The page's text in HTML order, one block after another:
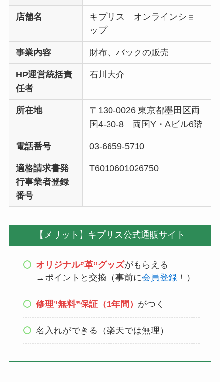
店舗名
キプリス オンラインショ
ップ
事業内容 財布、バックの販売
HP運営統括責
任者
石川大介
所在地
〒130-0026 東京都墨田区両
国4-30-8 両国Y・Aビル6階
電話番号 03-6659-5710
適格請求書発
行事業者登録
番号
T6010601026750
【メリット】キプリス公式通販サイト
オリジナル”革”グッズがもらえる
→ポイントと交換（事前に会員登録！）
修理”無料”保証（1年間） がつく
名入れができる（楽天では無理）